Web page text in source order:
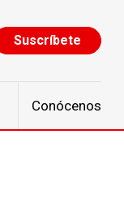
Suscríbete
Conócenos